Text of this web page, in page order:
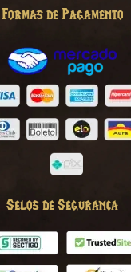
Formas de Pagamento
Selos de Seguranca